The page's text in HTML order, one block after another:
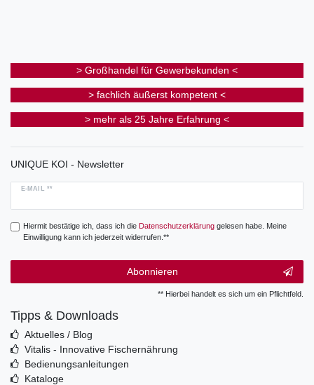
> Großhandel für Gewerbekunden <
> fachlich äußerst kompetent <
> mehr als 25 Jahre Erfahrung <
UNIQUE KOI - Newsletter
E-MAIL **
Hiermit bestätige ich, dass ich die Daten­schutz­erklärunggelesen habe. Meine
Einwilligung kann ich jederzeit widerrufen.**
Abonnieren
** Hierbei handelt es sich um ein Pflichtfeld.
Tipps & Downloads
Aktuelles / Blog
Vitalis - Innovative Fischernährung
Bedienungsanleitungen
Kataloge